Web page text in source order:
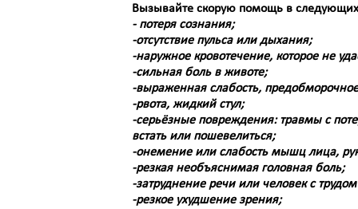
Вызывайте скорую помощь в следующих
- потеря сознания;
-отсутствие пульса или дыхания;
-наружное кровотечение, которое не
-сильная боль в животе;
-выраженная слабость,
-рвота, жидкий стул;
-серьёзные повреждения: травмы с
встать или пошевелиться;
-онемение или слабость мышц лица,
-резкая необъяснимая головная боль;
-затруднение речи или человек с
-резкое ухудшение зрения;